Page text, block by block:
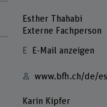
Esther Thahabi
Externe Fachperson
E-Mail anzeigen
www.bfh.ch/de/
Karin Kipfer